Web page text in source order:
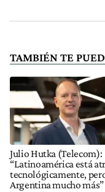
TAMBIÉN TE
Julio Hutka (Telecom):
“Latinoamérica está
tecnológicamente,
Argentina mucho más”